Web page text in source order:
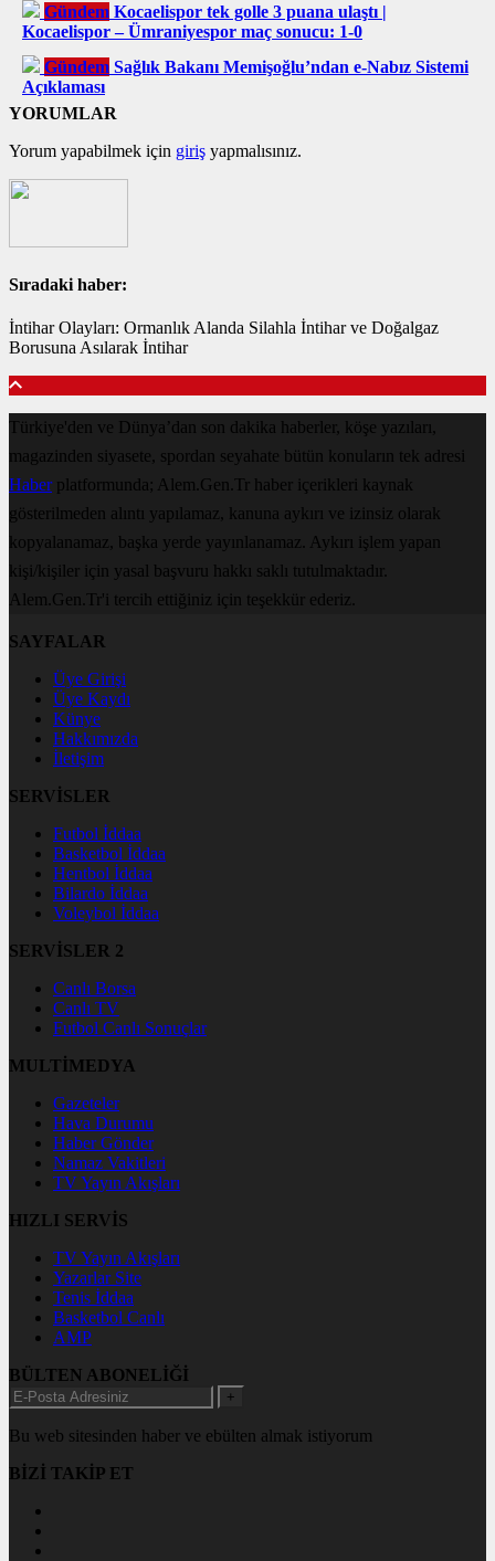
Gündem Kocaelispor tek golle 3 puana ulaştı |
Kocaelispor – Ümraniyespor maç sonucu: 1-0
Gündem Sağlık Bakanı Memişoğlu’ndan e-Nabız Sistemi
Açıklaması
YORUMLAR
Yorum yapabilmek için giriş yapmalısınız.
Sıradaki haber:
İntihar Olayları: Ormanlık Alanda Silahla İntihar ve Doğalgaz
Borusuna Asılarak İntihar
Türkiye'den ve Dünya’dan son dakika haberler, köşe yazıları,
magazinden siyasete, spordan seyahate bütün konuların tek adresi
Haberplatformunda; Alem.Gen.Tr haber içerikleri kaynak
gösterilmeden alıntı yapılamaz, kanuna aykırı ve izinsiz olarak
kopyalanamaz, başka yerde yayınlanamaz. Aykırı işlem yapan
kişi/kişiler için yasal başvuru hakkı saklı tutulmaktadır.
Alem.Gen.Tr'i tercih ettiğiniz için teşekkür ederiz.
SAYFALAR
Üye Girişi
Üye Kaydı
Künye
Hakkımızda
İletişim
SERVİSLER
Futbol İddaa
Basketbol İddaa
Hentbol İddaa
Bilardo İddaa
Voleybol İddaa
SERVİSLER 2
Canlı Borsa
Canlı TV
Futbol Canlı Sonuçlar
MULTİMEDYA
Gazeteler
Hava Durumu
Haber Gönder
Namaz Vakitleri
TV Yayın Akışları
HIZLI SERVİS
TV Yayın Akışları
Yazarlar Site
Tenis İddaa
Basketbol Canlı
AMP
BÜLTEN ABONELİĞİ
+
Bu web sitesinden haber ve ebülten almak istiyorum
BİZİ TAKİP ET